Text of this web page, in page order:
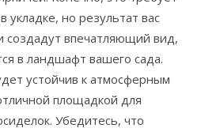
но результат вас
создадут впечатляющий вид,
в ландшафт вашего сада.
устойчив к атмосферным
площадкой для
Убедитесь, что